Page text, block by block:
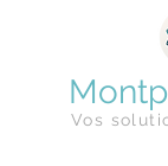
Vos